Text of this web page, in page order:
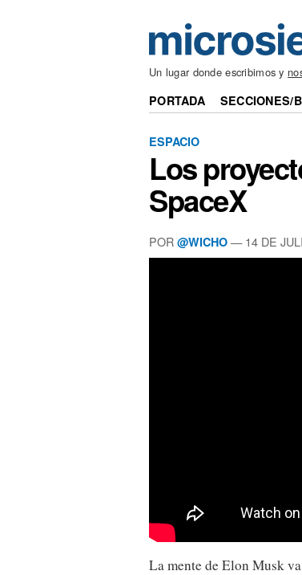
Un lugar donde escribimos y
PORTADA SECCIONES/
ESPACIO
Los
SpaceX
POR @WICHO — 14 DE
La mente de Elon Musk